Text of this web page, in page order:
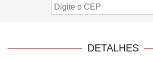
DETALHES